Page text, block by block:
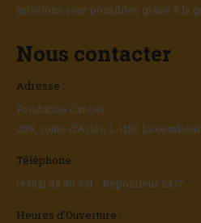
missions sont possibles grâce à la
Nous contacter
Adresse :
Fondation Cancer
209, route d'Arlon L-1150
Téléphone :
(+352) 45 30 331 - Répondeur 24/7
Heures d'Ouverture :